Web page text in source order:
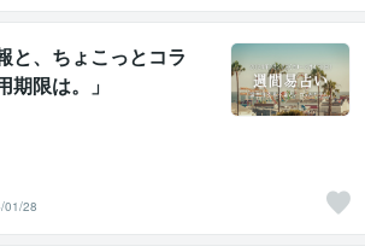
と、ちょこっとコラ
期限は。」
01/28